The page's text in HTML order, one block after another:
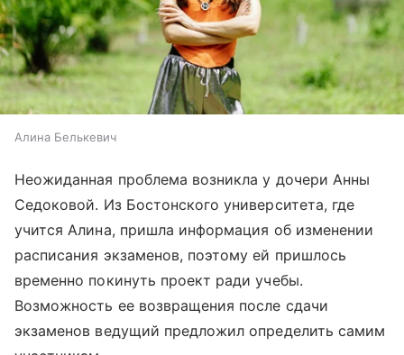
Алина Белькевич
Неожиданная проблема возникла у дочери Анны
Седоковой. Из Бостонского университета, где
учится Алина, пришла информация об изменении
расписания экзаменов, поэтому ей пришлось
временно покинуть проект ради учебы.
Возможность ее возвращения после сдачи
экзаменов ведущий предложил определить самим